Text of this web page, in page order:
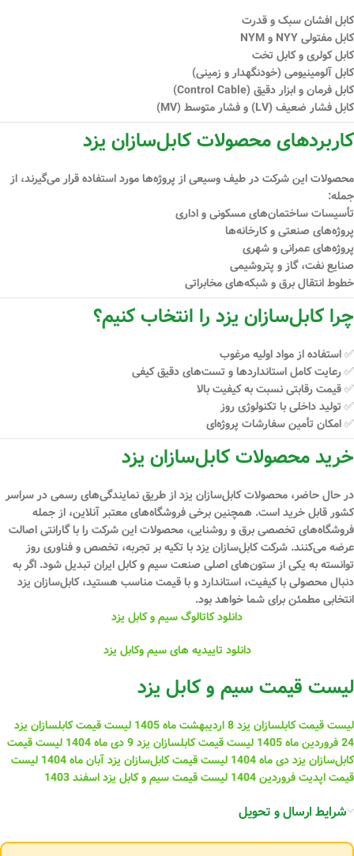
کابل افشان سبک و قدرت
کابل مفتولی NYY و NYM
کابل کولری و کابل تخت
کابل آلومینیومی (خودنگهدار و زمینی)
کابل فرمان و ابزار دقیق (Control Cable)
کابل فشار ضعیف (LV) و فشار متوسط (MV)
کاربردهای محصولات کابل‌سازان یزد
محصولات این شرکت در طیف وسیعی از پروژه‌ها مورد استفاده قرار می‌گیرند، از
جمله:
تأسیسات ساختمان‌های مسکونی و اداری
پروژه‌های صنعتی و کارخانه‌ها
پروژه‌های عمرانی و شهری
صنایع نفت، گاز و پتروشیمی
خطوط انتقال برق و شبکه‌های مخابراتی
چرا کابل‌سازان یزد را انتخاب کنیم؟
✅ استفاده از مواد اولیه مرغوب
✅ رعایت کامل استانداردها و تست‌های دقیق کیفی
✅ قیمت رقابتی نسبت به کیفیت بالا
✅ تولید داخلی با تکنولوژی روز
✅ امکان تأمین سفارشات پروژه‌ای
خرید محصولات کابل‌سازان یزد
در حال حاضر، محصولات کابل‌سازان یزد از طریق نمایندگی‌های رسمی در سراسر
کشور قابل خرید است. همچنین برخی فروشگاه‌های معتبر آنلاین، از جمله
فروشگاه‌های تخصصی برق و روشنایی، محصولات این شرکت را با گارانتی اصالت
عرضه می‌کنند. شرکت کابل‌سازان یزد با تکیه بر تجربه، تخصص و فناوری روز
توانسته به یکی از ستون‌های اصلی صنعت سیم و کابل ایران تبدیل شود. اگر به
دنبال محصولی با کیفیت، استاندارد و با قیمت مناسب هستید،کابل‌سازان یزد
انتخابی مطمئنبرای شما خواهد بود.
دانلود کاتالوگ سیم و کابل یزد
دانلود تاییدیه های سیم وکابل یزد
لیست قیمت سیم و کابل یزد
لیست قیمت کابلسازان یزد 8 اردیبهشت ماه 1405
لیست قیمت کابلسازان یزد
24 فروردین ماه 1405
لیست قیمت کابلسازان یزد 9 دی ماه 1404
لیست قیمت
کابل‌سازان یزد دی ماه 1404
لیست قیمت کابل‌سازان یزد آبان ماه 1404
لیست
قیمت اپدیت فروردین 1404
لیست قیمت سیم و کابل یزد اسفند 1403
شرایط ارسال و تحویل